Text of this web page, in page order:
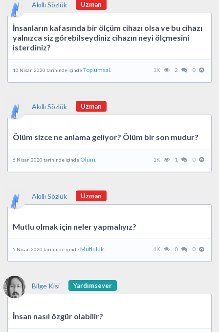
Akıllı Sözlük Uzman
İnsanların kafasında bir ölçüm cihazı olsa ve bu cihazı
yalnızca siz görebilseydiniz cihazın neyi ölçmesini
isterdiniz?
10 Nisan 2020 tarihinde içindeToplumsal. 1K 2 0
Akıllı Sözlük Uzman
Ölüm sizce ne anlama geliyor? Ölüm bir son mudur?
6 Nisan 2020 tarihinde içinde Ölüm. 1K 1 0
Akıllı Sözlük Uzman
Mutlu olmak için neler yapmalıyız?
5 Nisan 2020 tarihinde içindeMutluluk. 1K 0 0
Bilge Kisi Yardımsever
İnsan nasıl özgür olabilir?